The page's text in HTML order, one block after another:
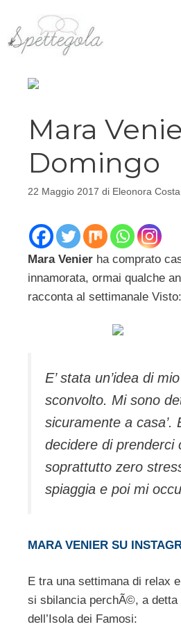
contenuto
Mara
Domingo
22 Maggio 2017 di Eleonora Costa
Mara Venier ha comprato
innamorata, ormai qualche
racconta al settimanale Visto:
E’ stata un’idea di
sconvolto. Mi sono
sicuramente a
decidere di prenderci
soprattutto zero
spiaggia e poi mi
MARA VENIER SU
E tra una settimana di relax
si sbilancia perchÃ©, a detta
dell’Isola dei Famosi: